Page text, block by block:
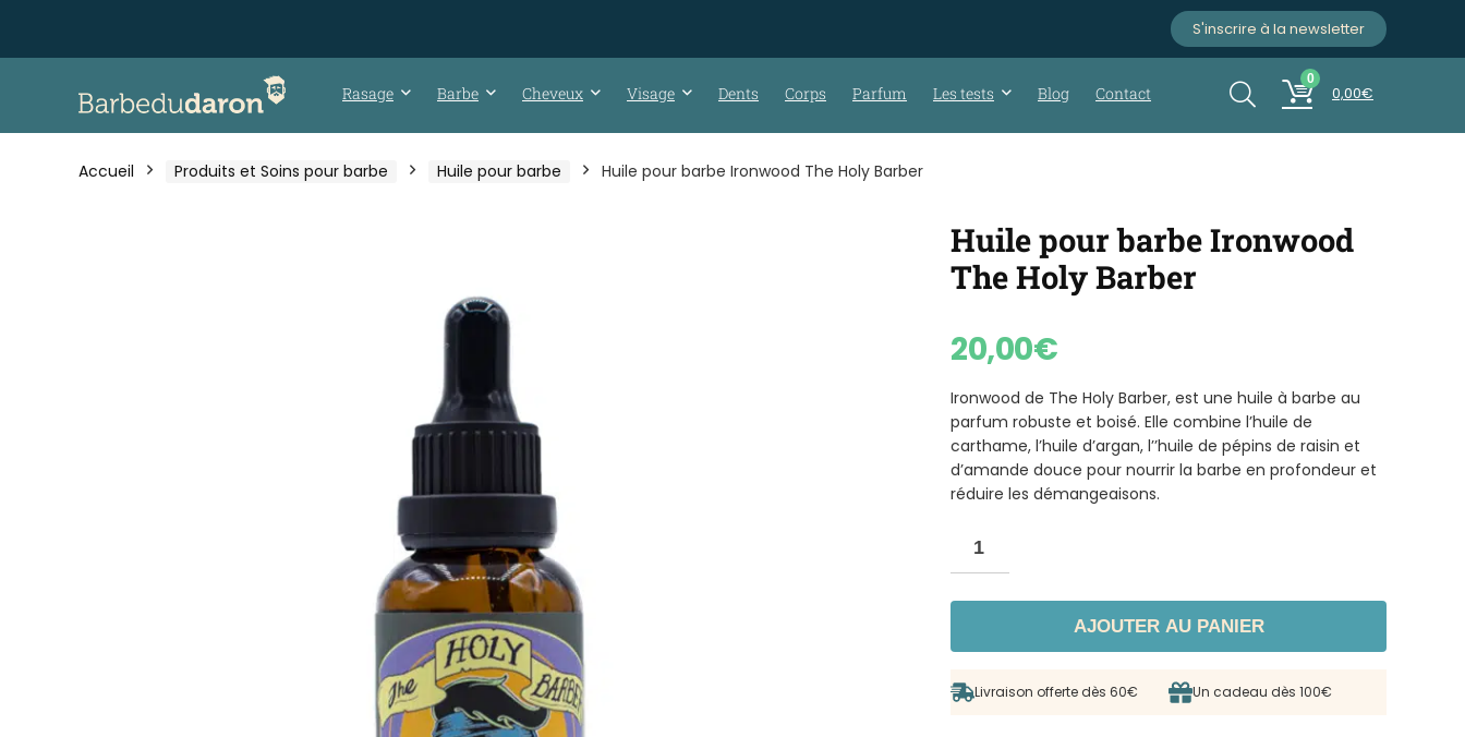
S'inscrire à la newsletter
Rasage Barbe Cheveux Visage Dents Corps Parfum Les tests Blog Contact
0
0,00€
Accueil Produits et Soins pour barbe Huile pour barbe Huile pour barbe Ironwood The Holy Barber
Huile pour barbe Ironwood
The Holy Barber
20,00€
Ironwood de The Holy Barber, est une huile à barbe au
parfum robuste et boisé. Elle combine l’huile de
carthame, l’huile d’argan, l’’huile de pépins de raisin et
d’amande douce pour nourrir la barbe en profondeur et
réduire les démangeaisons.
AJOUTER AU PANIER
Livraison offerte dès 60€ Un cadeau dès 100€